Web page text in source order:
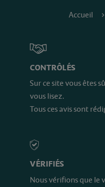
Accueil
CONTRÔLÉS
Sur ce site vous êtes
vous lisez.
Tous ces avis sont
VÉRIFIÉS
Nous vérifions que le